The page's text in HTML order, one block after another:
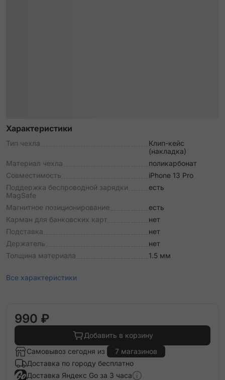
Характеристики
Тип чехла
Клип-кейс
(накладка)
Материал чехла
поликарбонат
Совместимость
iPhone 13 Pro
Поддержка беспроводной зарядки
MagSafe
есть
Магнитное позиционирование
есть
Карман для банковских карт
нет
Подставка
нет
Держатель
нет
Толщина материала
1.5 мм
Все характеристики
990 ₽
Добавить в корзину
Самовывоз сегодня из
7 магазинов
Доставка по городу бесплатно
Доставка Яндекс Go за 3 часа